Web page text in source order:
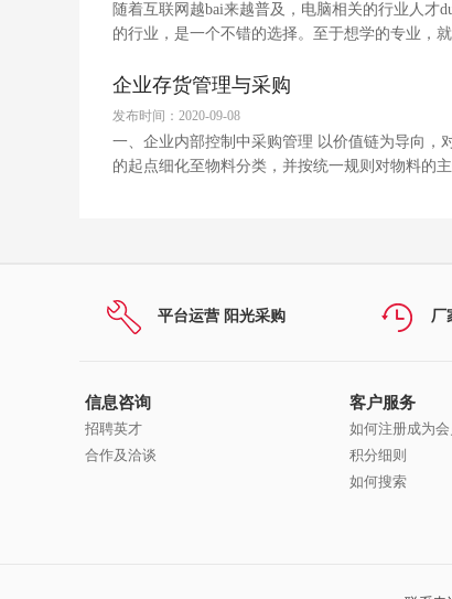
随着互联网越bai来越普及，电脑相关的行业人才
的行业，是一个不错的选择。至于想学的专业，
企业存货管理与采购
发布时间：2020-09-08
一、企业内部控制中采购管理 以价值链为导向，
的起点细化至物料分类，并按统一规则对物料的
平台运营 阳光采购 厂
信息咨询
招聘英才
合作及洽谈
客户服务
如何注册成为会
积分细则
如何搜索